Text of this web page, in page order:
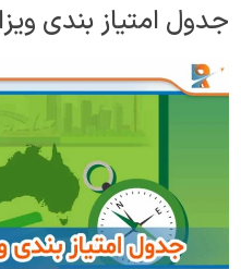
جدول امتیاز بندی ویزای 491